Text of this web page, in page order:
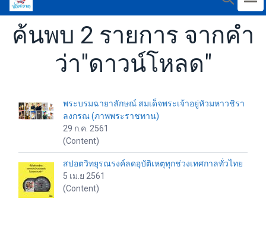
ค้นพบ 2 รายการ จากคำ
ว่า"ดาวน์โหลด"
พระบรมฉายาลักษณ์ สมเด็จพระเจ้าอยู่หัวมหาวชิรา
ลงกรณ (ภาพพระราชทาน)
29 ก.ค. 2561
(Content)
สปอตวิทยุรณรงค์ลดอุบัติเหตุทุกช่วงเทศกาลทั่วไทย
5 เม.ย 2561
(Content)